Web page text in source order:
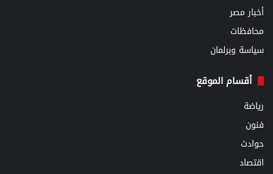
أخبار مصر
محافظات
سياسة وبرلمان
أقسام الموقع
رياضة
فنون
حوادث
اقتصاد